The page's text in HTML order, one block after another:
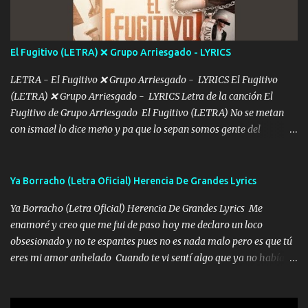
imagino tu sombra Clase azul es el tequila e interior la ropa Clip
cap la champagne el polvo es color rosa Me contacto un ángel eres
tú mi hermosa La que me alegra los días y sigo tomando Y
pensar... Que tú ya no vas a estar Pasarán... Solito me dejaras
Intentar... ...
El Fugitivo (LETRA) ❌ Grupo Arriesgado - LYRICS
LETRA - El Fugitivo ❌ Grupo Arriesgado - LYRICS El Fugitivo
(LETRA) ❌ Grupo Arriesgado - LYRICS Letra de la canción El
Fugitivo de Grupo Arriesgado El Fugitivo (LETRA) No se metan
con ismael lo dice meño y pa que lo sepan somos gente del
grande traemos la bandera 04 se oye por los radios y bien
ofrece también peleam'os bien atentó el compa huicho la corta al
cinto y radios colgados cuando salimos del rancho carros
blindándos y bien equipados no somos gente de problemas pero
defendemos muy bien nuestra tierra buena sombra nos cobija y el
Ya Borracho (Letra Oficial) Herencia De Grandes Lyrics
Ya Borracho (Letra Oficial) Herencia De Grandes Lyrics Me
enamoré y creo que me fui de paso hoy me declaro un loco
obsesionado y no te espantes pues no es nada malo pero es que tú
eres mi amor anhelado Cuando te vi sentí algo que ya no había